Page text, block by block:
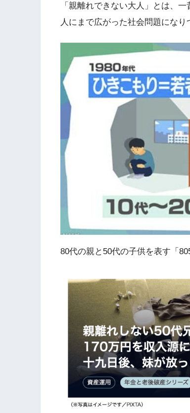
「親離れできない大人」とは、
人にまで広がった社会問題になり
80代の親と50代の子供を表す「